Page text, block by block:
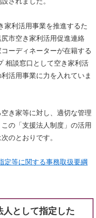
利活用事業を推進するた
市空き家利活用促進連絡
ーディネーターが在籍する
相談窓口として空き家利活
活用事業に力を入れていま
き家等に対し、適切な管理
の「支援法人制度」の活用
のとおりです。
定等に関する事務取扱要綱
として指定した